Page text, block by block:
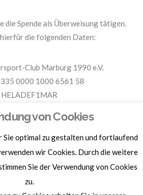
die Spende als Überweisung tätigen.
die folgenden Daten:
Club Marburg 1990 e.V.
0000 1000 6561 58
HELADEF1MAR
Sachspenden und weitere
hier klicken.
von Cookies
Sie optimal zu gestalten und fortlaufend
wir Cookies. Durch die weitere
Sie der Verwendung von Cookies
zu.